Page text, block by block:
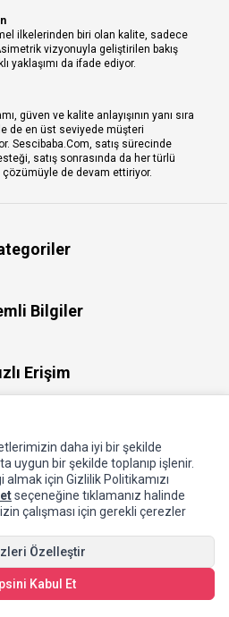
ilkelerinden biri olan kalite, sadece
vizyonuyla geliştirilen bakış
yaklaşımı da ifade ediyor.
güven ve kalite anlayışının yanı sıra
de en üst seviyede müşteri
Sescibaba.Com, satış sürecinde
satış sonrasında da her türlü
çözümüyle de devam ettiriyor.
Bilgiler
Erişim
daha iyi bir şekilde
uygun bir şekilde toplanıp işlenir.
almak için Gizlilik Politikamızı
seçeneğine tıklamanız halinde
çalışması için gerekli çerezler
Özelleştir
Kabul Et